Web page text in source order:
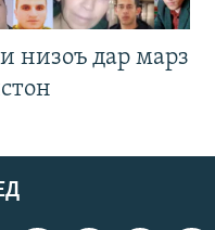
низоъ дар марз